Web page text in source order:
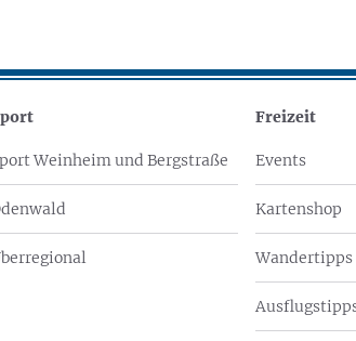
Weinheim und Bergstraße
Freizeit
Events
Kartenshop
Wandertipps